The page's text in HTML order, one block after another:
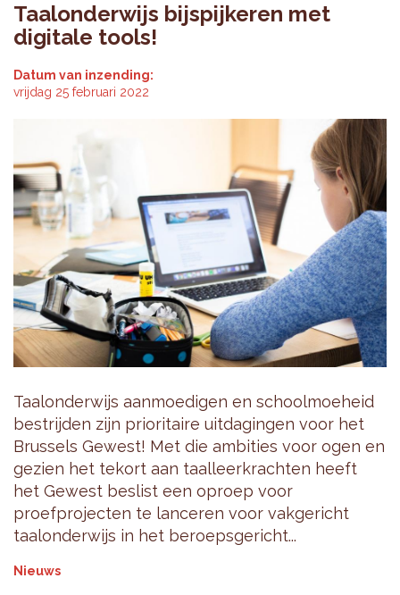
Taalonderwijs bijspijkeren met
digitale tools!
Datum van inzending:
vrijdag 25 februari 2022
Taalonderwijs aanmoedigen en schoolmoeheid
bestrijden zijn prioritaire uitdagingen voor het
Brussels Gewest! Met die ambities voor ogen en
gezien het tekort aan taalleerkrachten heeft
het Gewest beslist een oproep voor
proefprojecten te lanceren voor vakgericht
taalonderwijs in het beroepsgericht...
Nieuws